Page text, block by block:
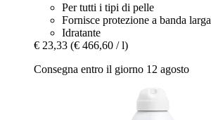
Per tutti i tipi di pelle
Fornisce protezione a banda larga
Idratante
€ 23,33 (€ 466,60 / l)
Consegna entro il giorno 12 agosto